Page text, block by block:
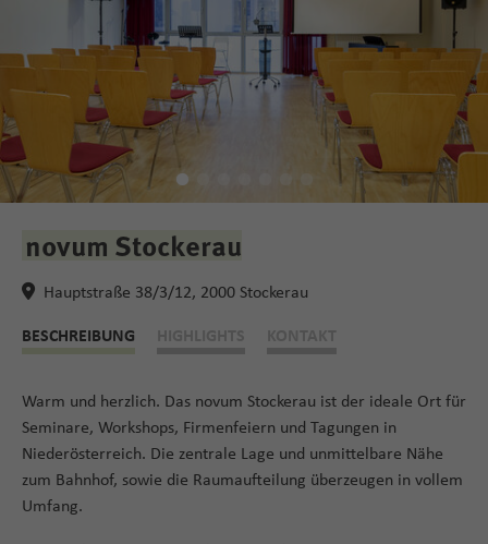
novum Stockerau
Hauptstraße 38/3/12, 2000 Stockerau
BESCHREIBUNG
Warm und herzlich. Das novum Stockerau ist der ideale Ort für
Seminare, Workshops, Firmenfeiern und Tagungen in
Niederösterreich. Die zentrale Lage und unmittelbare Nähe
zum Bahnhof, sowie die Raumaufteilung überzeugen in vollem
Umfang.